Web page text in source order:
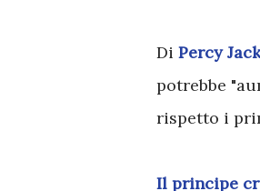
Di Percy
potrebbe
rispetto i
Il principe